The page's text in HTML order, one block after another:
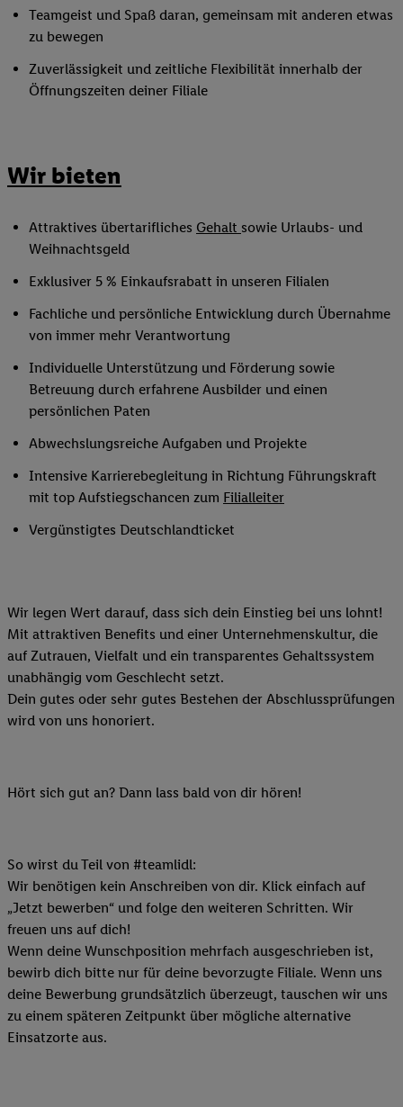
Teamgeist und Spaß daran, gemeinsam mit anderen etwas
zu bewegen
Zuverlässigkeit und zeitliche Flexibilität innerhalb der
Öffnungszeiten deiner Filiale
Wir bieten
Attraktives übertarifliches Gehalt sowie Urlaubs- und
Weihnachtsgeld
Exklusiver 5 % Einkaufsrabatt in unseren Filialen
Fachliche und persönliche Entwicklung durch Übernahme
von immer mehr Verantwortung
Individuelle Unterstützung und Förderung sowie
Betreuung durch erfahrene Ausbilder und einen
persönlichen Paten
Abwechslungsreiche Aufgaben und Projekte
Intensive Karrierebegleitung in Richtung Führungskraft
mit top Aufstiegschancen zum Filialleiter
Vergünstigtes Deutschlandticket
Wir legen Wert darauf, dass sich dein Einstieg bei uns lohnt!
Mit attraktiven Benefits und einer Unternehmenskultur, die
auf Zutrauen, Vielfalt und ein transparentes Gehaltssystem
unabhängig vom Geschlecht setzt.
Dein gutes oder sehr gutes Bestehen der Abschlussprüfungen
wird von uns honoriert.
Hört sich gut an? Dann lass bald von dir hören!
So wirst du Teil von #teamlidl:
Wir benötigen kein Anschreiben von dir. Klick einfach auf
„Jetzt bewerben“ und folge den weiteren Schritten. Wir
freuen uns auf dich!
Wenn deine Wunschposition mehrfach ausgeschrieben ist,
bewirb dich bitte nur für deine bevorzugte Filiale. Wenn uns
deine Bewerbung grundsätzlich überzeugt, tauschen wir uns
zu einem späteren Zeitpunkt über mögliche alternative
Einsatzorte aus.